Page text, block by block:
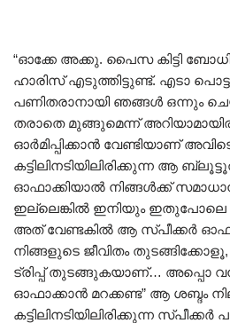
“ഓക്കേ അക്കു. പൈസ കിട്ടി
ഹാരിസ് എടുത്തിട്ടുണ്ട്. എടാ
പണിതരാനായി ഞങ്ങൾ ഒന്നും
തരാതെ മുങ്ങുമെന്ന്
ഓർമിപ്പിക്കാൻ വേണ്ടിയാണ്
കട്ടിലിനടിയിലിരിക്കുന്ന ആ
ഓഫാക്കിയാൽ നിങ്ങൾക്ക്
ഇല്ലെങ്കിൽ ഇനിയും ഇതുപോലെ
അത് വേണ്ടകിൽ ആ സ്പീക്കർ
നിങ്ങളുടെ ജീവിതം
ട്രിപ്പ് തുടങ്ങുകയാണ്… അപ്പൊ
ഓഫാക്കാൻ മറക്കണ്ട” ആ ശബ്ദം
കട്ടിലിനടിയിലിരിക്കുന്ന